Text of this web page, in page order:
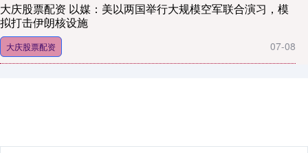
大庆股票配资 以媒：美以两国举行大规模空军联合演习，模
拟打击伊朗核设施
大庆股票配资 07-08